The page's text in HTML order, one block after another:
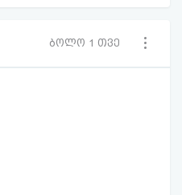
ბოლო 1 თვე